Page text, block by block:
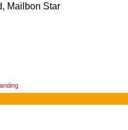
Mailbon Star